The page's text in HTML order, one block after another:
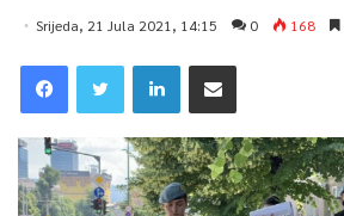
Srijeda, 21 Jula 2021, 14:15 0 168